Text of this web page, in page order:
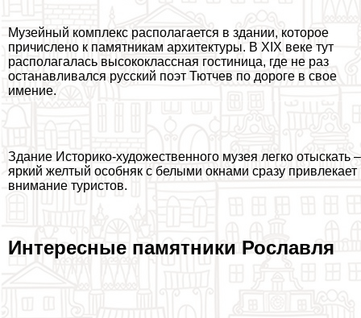
Музейный комплекс располагается в здании, которое
причислено к памятникам архитектуры. В XIX веке тут
располагалась высококлассная гостиница, где не раз
останавливался русский поэт Тютчев по дороге в свое
имение.
Здание Историко-художественного музея легко отыскать –
яркий желтый особняк с белыми окнами сразу привлекает
внимание туристов.
Интересные памятники Рославля